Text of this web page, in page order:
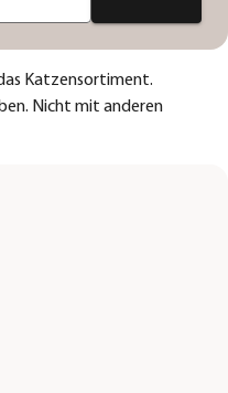
Katzensortiment.
Nicht mit anderen